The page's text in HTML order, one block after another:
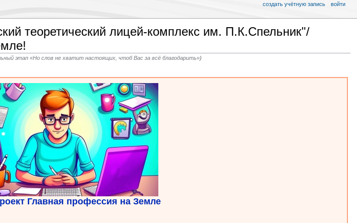
теоретический лицей-комплекс им. П.К.Спельник"/
этап «Но слов не хватит настоящих, чтоб Вас за всё благодарить»)
Главная профессия на Земле
создать учётную запись войти